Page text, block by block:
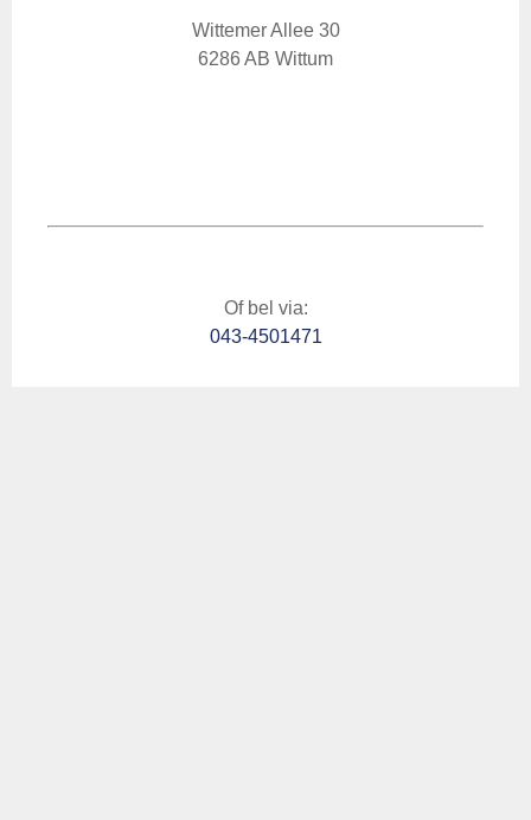
Wittemer Allee 30
6286 AB Wittum
Of bel via:
043-4501471